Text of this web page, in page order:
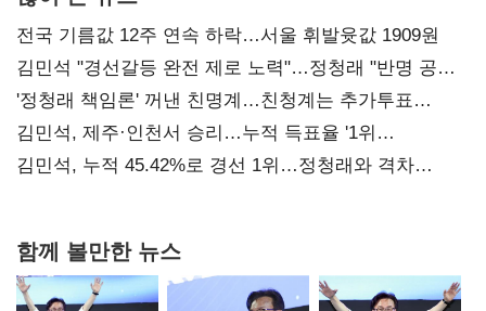
전국 기름값 12주 연속 하락…서울 휘발윳값 1909원
김민석 "경선갈등 완전 제로 노력"…정청래 "반명 공세
사과부터"
'정청래 책임론' 꺼낸 친명계…친청계는 추가투표
때리기
김민석, 제주·인천서 승리…누적 득표율 '1위
탈환'(종합)
김민석, 누적 45.42%로 경선 1위…정청래와 격차
함께 볼만한 뉴스